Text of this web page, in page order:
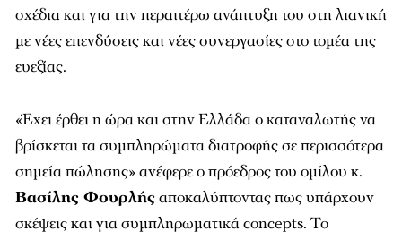
σχέδια και για την περαιτέρω ανάπτυξη του στη λιανική
με νέες επενδύσεις και νέες συνεργασίες στο τομέα της
ευεξίας.
«Έχει έρθει η ώρα και στην Ελλάδα ο καταναλωτής να
βρίσκεται τα συμπληρώματα διατροφής σε περισσότερα
σημεία πώλησης» ανέφερε ο πρόεδρος του ομίλου κ.
Βασίλης Φουρλήςαποκαλύπτοντας πως υπάρχουν
σκέψεις και για συμπληρωματικά concepts. Το